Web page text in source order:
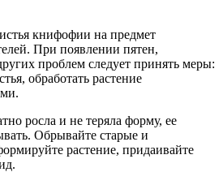
книфофии на предмет
При появлении пятен,
проблем следует принять меры:
обработать растение
росла и не теряла форму, ее
Обрывайте старые и
растение, придаивайте